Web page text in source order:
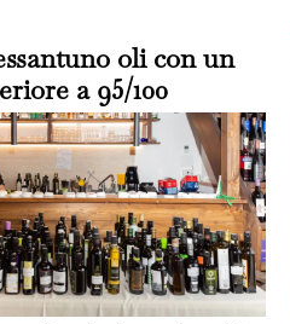
oli con un
a 95/100